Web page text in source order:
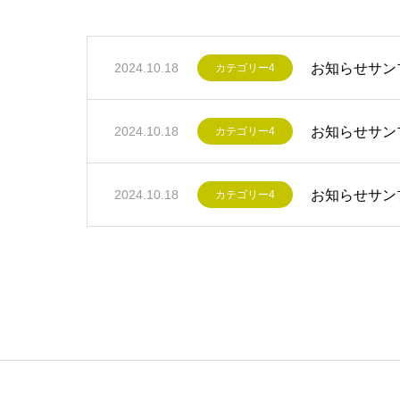
2024.10.18 カテゴリー4 お知らせサン
2024.10.18 カテゴリー4 お知らせサン
2024.10.18 カテゴリー4 お知らせサン